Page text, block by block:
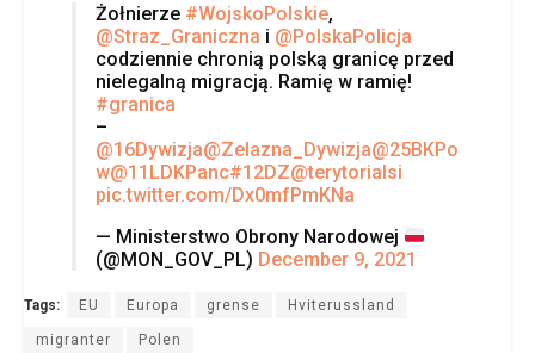
Żołnierze #WojskoPolskie,
@Straz_Graniczna i @PolskaPolicja
codziennie chronią polską granicę przed
nielegalną migracją. Ramię w ramię!
#granica
–
@16Dywizja@Zelazna_Dywizja@25BKPo
w@11LDKPanc#12DZ@terytorialsi
pic.twitter.com/Dx0mfPmKNa
— Ministerstwo Obrony Narodowej
(@MON_GOV_PL) December 9, 2021
Tags: EU Europa grense Hviterussland
migranter Polen